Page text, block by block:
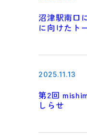
沼津駅南口
に向けたト
2025.11.13
第2回
しらせ